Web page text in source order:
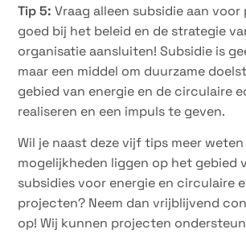
Tip 5: Vraag alleen subsidie aan
goed bij het beleid en de strategie
organisatie aansluiten! Subsidie is
maar een middel om duurzame
gebied van energie en de circulaire
realiseren en een impuls te geven.
Wil je naast deze vijf tips meer
mogelijkheden liggen op het gebied
subsidies voor energie en circulaire
projecten? Neem dan vrijblijvend
op! Wij kunnen projecten